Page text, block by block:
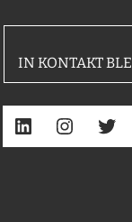
IN KONTAKT
LinkedIn Instagram Twitter